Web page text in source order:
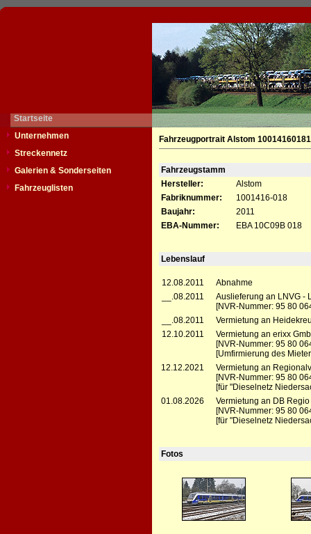
Startseite
Unternehmen
Streckennetz
Galerien & Sonderseiten
Fahrzeuglisten
Fahrzeugportrait Alstom 10014160181
Fahrzeugstamm
Hersteller:
Alstom
Fabriknummer:
1001416-018
Baujahr:
2011
EBA-Nummer:
EBA 10C09B 018
Lebenslauf
12.08.2011
Abnahme
__.08.2011
Auslieferung an LNVG -
[NVR-Nummer: 95 80
__.08.2011
Vermietung an
12.10.2011
Vermietung an erixx
[NVR-Nummer: 95 80
[Umfirmierung des
12.12.2021
Vermietung an
[NVR-Nummer: 95 80
[für "Dieselnetz
01.08.2026
Vermietung an DB
[NVR-Nummer: 95 80
[für "Dieselnetz
Fotos